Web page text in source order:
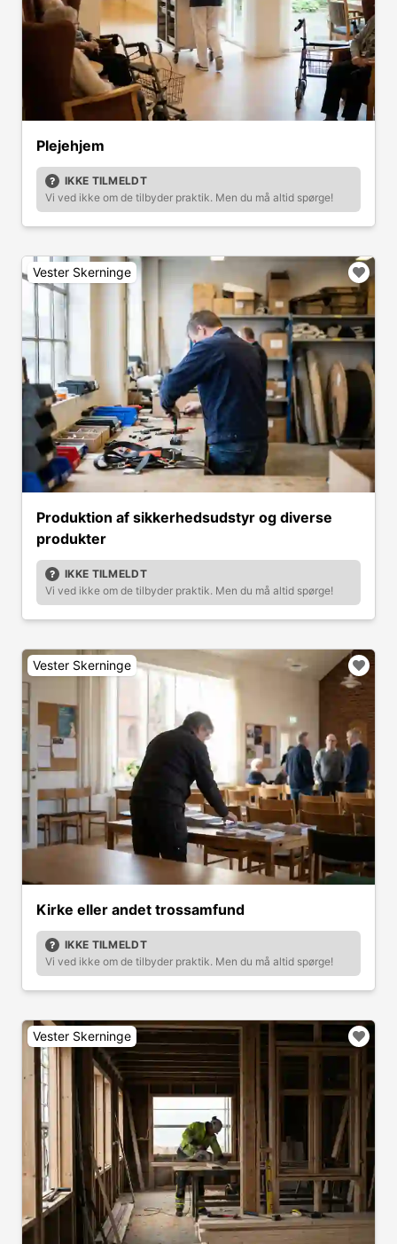
Plejehjem
IKKE TILMELDT
Vi ved ikke om de tilbyder praktik. Men du må altid spørge!
Vester Skerninge
Produktion af sikkerhedsudstyr og diverse
produkter
IKKE TILMELDT
Vi ved ikke om de tilbyder praktik. Men du må altid spørge!
Vester Skerninge
Kirke eller andet trossamfund
IKKE TILMELDT
Vi ved ikke om de tilbyder praktik. Men du må altid spørge!
Vester Skerninge